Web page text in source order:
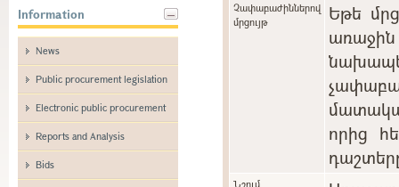
Information
News
Public procurement legislation
Electronic public procurement
Reports and Analysis
Bids
Չափաբաժիններով
մրցույթ
Եթե
առաջին
որից
Նշում